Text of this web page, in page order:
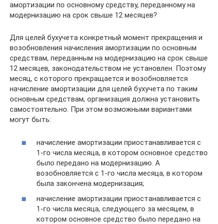
амортизации по основному средству, переданному на
модернизацию на срок свыше 12 месяцев?
Для целей бухучета конкретный момент прекращения и
возобновления начисления амортизации по основным
средствам, переданным на модернизацию на срок свыше
12 месяцев, законодательством не установлен. Поэтому
месяц, с которого прекращается и возобновляется
начисление амортизации для целей бухучета по таким
основным средствам, организация должна установить
самостоятельно. При этом возможными вариантами
могут быть:
начисление амортизации приостанавливается с
1-го числа месяца, в котором основное средство
было передано на модернизацию. А
возобновляется с 1-го числа месяца, в котором
была закончена модернизация;
начисление амортизации приостанавливается с
1-го числа месяца, следующего за месяцем, в
котором основное средство было передано на